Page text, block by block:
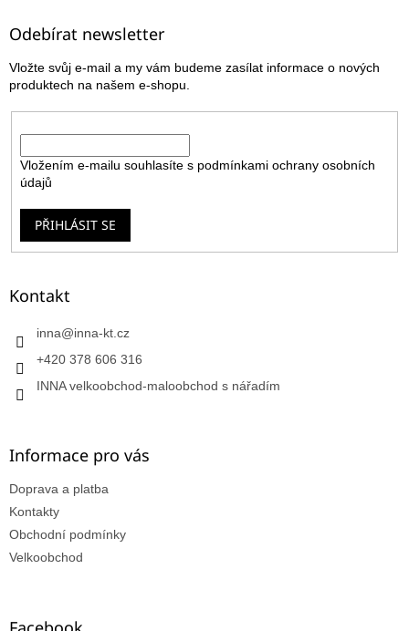
Odebírat newsletter
Vložte svůj e-mail a my vám budeme zasílat informace o nových
produktech na našem e-shopu.
Vložením e-mailu souhlasíte s podmínkami ochrany osobních
údajů
PŘIHLÁSIT SE
Kontakt
inna@inna-kt.cz
+420 378 606 316
INNA velkoobchod-maloobchod s nářadím
Informace pro vás
Doprava a platba
Kontakty
Obchodní podmínky
Velkoobchod